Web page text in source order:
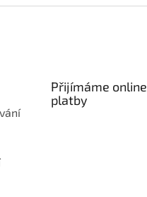
Přijímáme online
platby